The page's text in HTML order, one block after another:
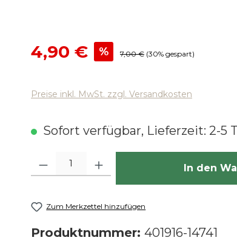
Verkaufspreis:
4,90 € % Regulärer Preis:
7,00 € (30% gespart)
Preise inkl. MwSt. zzgl. Versandkosten
Sofort verfügbar, Lieferzeit: 2-5
Produkt Anzahl: Gib den gewünschten Wert
In den
Zum Merkzettel hinzufügen
Produktnummer: 401916-14741